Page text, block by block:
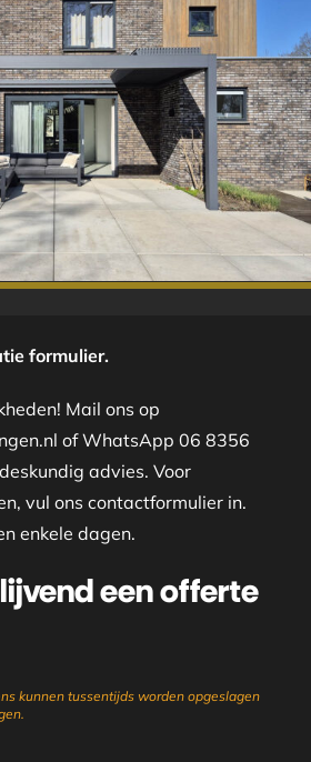
.
formulier.
Mail ons op
of WhatsApp 06 8356
advies. Voor
vul ons contactformulier in.
enkele dagen.
een offerte
kunnen tussentijds worden opgeslagen